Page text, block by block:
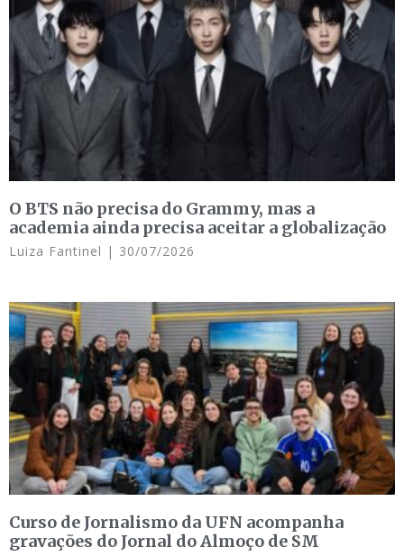
O BTS não precisa do Grammy, mas a
academia ainda precisa aceitar a globalização
Luiza Fantinel 30/07/2026
Curso de Jornalismo da UFN acompanha
gravações do Jornal do Almoço de SM